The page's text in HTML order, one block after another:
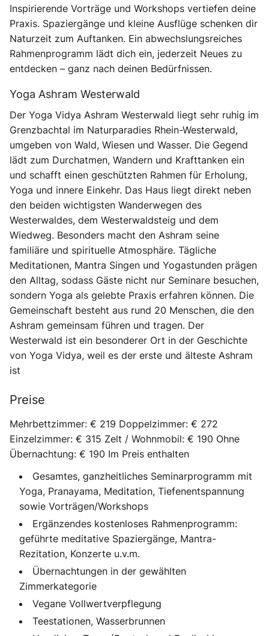
Inspirierende Vorträge und Workshops vertiefen deine
Praxis. Spaziergänge und kleine Ausflüge schenken dir
Naturzeit zum Auftanken. Ein abwechslungsreiches
Rahmenprogramm lädt dich ein, jederzeit Neues zu
entdecken – ganz nach deinen Bedürfnissen.
Yoga Ashram Westerwald
Der Yoga Vidya Ashram Westerwald liegt sehr ruhig im
Grenzbachtal im Naturparadies Rhein-Westerwald,
umgeben von Wald, Wiesen und Wasser. Die Gegend
lädt zum Durchatmen, Wandern und Krafttanken ein
und schafft einen geschützten Rahmen für Erholung,
Yoga und innere Einkehr. Das Haus liegt direkt neben
den beiden wichtigsten Wanderwegen des
Westerwaldes, dem Westerwaldsteig und dem
Wiedweg. Besonders macht den Ashram seine
familiäre und spirituelle Atmosphäre. Tägliche
Meditationen, Mantra Singen und Yogastunden prägen
den Alltag, sodass Gäste nicht nur Seminare besuchen,
sondern Yoga als gelebte Praxis erfahren können. Die
Gemeinschaft besteht aus rund 20 Menschen, die den
Ashram gemeinsam führen und tragen. Der
Westerwald ist ein besonderer Ort in der Geschichte
von Yoga Vidya, weil es der erste und älteste Ashram
ist
Preise
Mehrbettzimmer: € 219 Doppelzimmer: € 272
Einzelzimmer: € 315 Zelt / Wohnmobil: € 190 Ohne
Übernachtung: € 190 Im Preis enthalten
Gesamtes, ganzheitliches Seminarprogramm mit
Yoga, Pranayama, Meditation, Tiefenentspannung
sowie Vorträgen/Workshops
Ergänzendes kostenloses Rahmenprogramm:
geführte meditative Spaziergänge, Mantra-
Rezitation, Konzerte u.v.m.
Übernachtungen in der gewählten
Zimmerkategorie
Vegane Vollwertverpflegung
Teestationen, Wasserbrunnen